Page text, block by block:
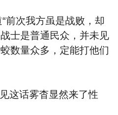
次我方虽是战败，却
士是普通民众，并未见
数量众多，定能打他们
这话雾杳显然来了性